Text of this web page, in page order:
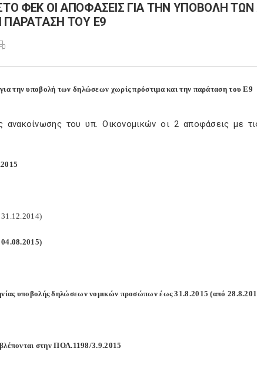
ΦΕΚ ΟΙ ΑΠΟΦΑΣΕΙΣ ΓΙΑ ΤΗΝ ΥΠΟΒΟΛΗ ΤΩΝ
ΠΑΡΑΤΑΣΗ ΤΟΥ Ε9
την υποβολή των δηλώσεων χωρίς πρόστιμα και την παράταση του Ε9
ανακοίνωσης του υπ. Οικονομικών οι 2 αποφάσεις με
04.08.2015)
υποβολής δηλώσεων νομικών προσώπων έως 31.8.2015 (από
στην ΠΟΛ.1198/3.9.2015